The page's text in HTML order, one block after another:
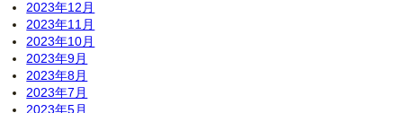
2023年12月
2023年11月
2023年10月
2023年9月
2023年8月
2023年7月
2023年5月